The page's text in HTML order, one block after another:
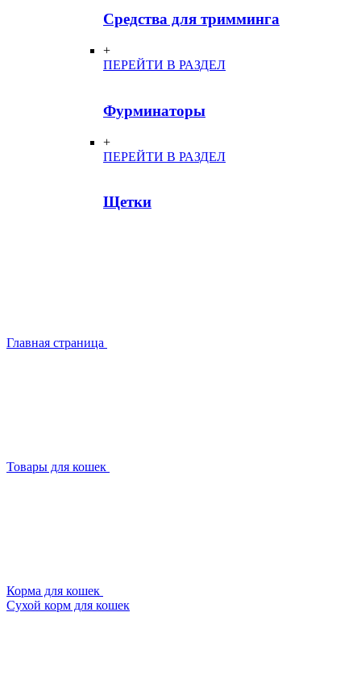
Средства для тримминга
+
ПЕРЕЙТИ В РАЗДЕЛ
Фурминаторы
+
ПЕРЕЙТИ В РАЗДЕЛ
Щетки
Главная страница
Товары для кошек
Корма для кошек
Сухой корм для кошек